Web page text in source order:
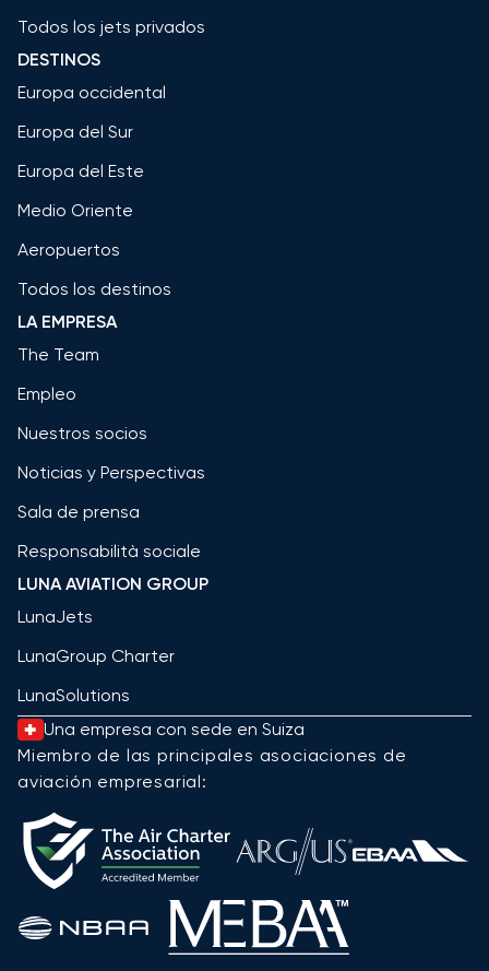
Todos los jets privados
DESTINOS
Europa occidental
Europa del Sur
Europa del Este
Medio Oriente
Aeropuertos
Todos los destinos
LA EMPRESA
The Team
Empleo
Nuestros socios
Noticias y Perspectivas
Sala de prensa
Responsabilità sociale
LUNA AVIATION GROUP
LunaJets
LunaGroup Charter
LunaSolutions
Una empresa con sede en Suiza
Miembro de las principales asociaciones de
aviación empresarial: